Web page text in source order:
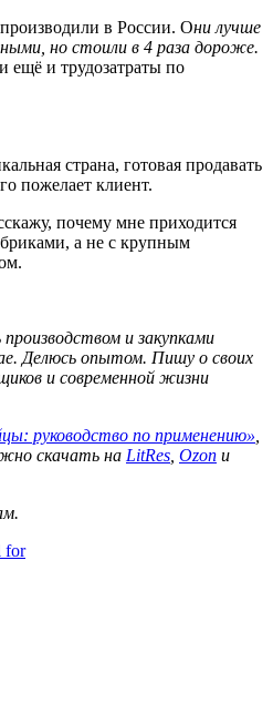
в России. Они лучше
но стоили в 4 раза дороже.
ещё и трудозатраты по
страна, готовая продавать
пожелает клиент.
почему мне приходится
а не с крупным
и закупками
Делюсь опытом. Пишу о своих
и современной жизни
руководство по применению»
скачать на LitRes Ozon и
for